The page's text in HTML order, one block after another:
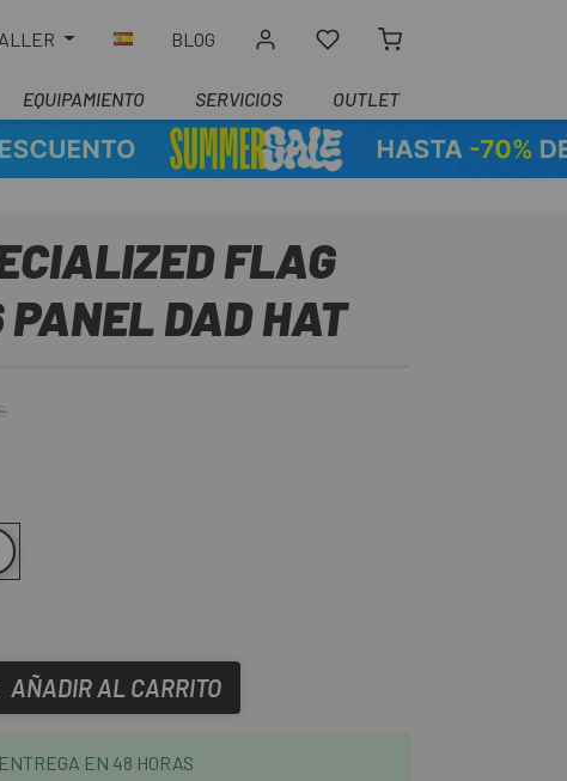
BLOG
EQUIPAMIENTO SERVICIOS OUTLET
FLAG
PANEL DAD HAT
AÑADIR AL CARRITO
ENTREGA EN 48 HORAS